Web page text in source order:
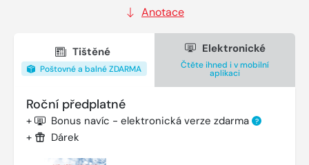
Anotace
Tištěné
Poštovné a balné ZDARMA
Elektronické
Čtěte ihned i v mobilní
aplikaci
Roční předplatné
+ Bonus navíc - elektronická verze zdarma ?
+ Dárek